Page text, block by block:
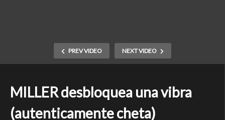
PREV VIDEO NEXT VIDEO
MILLER desbloquea una vibra
(autenticamente cheta)